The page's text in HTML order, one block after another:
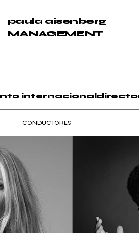
paula aisenberg
MANAGEMENT
internacional
CONDUCTORES